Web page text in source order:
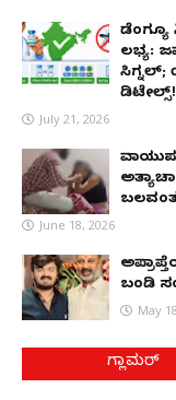
ಡೆಂಗ್ಯೂ
ಲಭ್ಯ:
ಸಿಗ್ನಲ್;
ಡಿಟೇಲ್ಸ್!
July 21, 2026
June 18, 2026
ಬಂಡಿ
May
ಗ್ಲಾಮರ್